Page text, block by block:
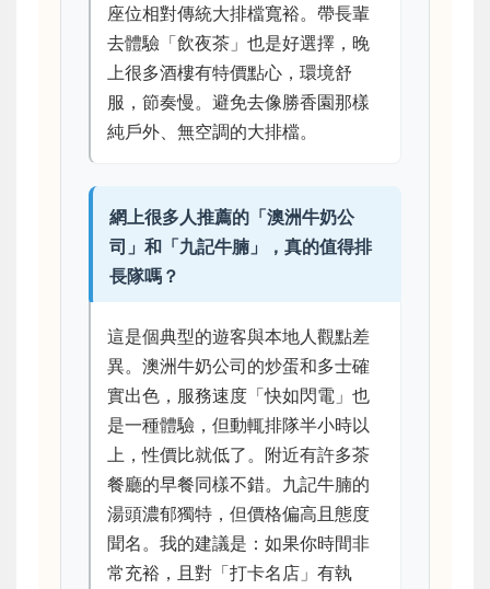
座位相對傳統大排檔寬裕。帶長輩
去體驗「飲夜茶」也是好選擇，晚
上很多酒樓有特價點心，環境舒
服，節奏慢。避免去像勝香園那樣
純戶外、無空調的大排檔。
網上很多人推薦的「澳洲牛奶公
司」和「九記牛腩」，真的值得排
長隊嗎？
這是個典型的遊客與本地人觀點差
異。澳洲牛奶公司的炒蛋和多士確
實出色，服務速度「快如閃電」也
是一種體驗，但動輒排隊半小時以
上，性價比就低了。附近有許多茶
餐廳的早餐同樣不錯。九記牛腩的
湯頭濃郁獨特，但價格偏高且態度
聞名。我的建議是：如果你時間非
常充裕，且對「打卡名店」有執